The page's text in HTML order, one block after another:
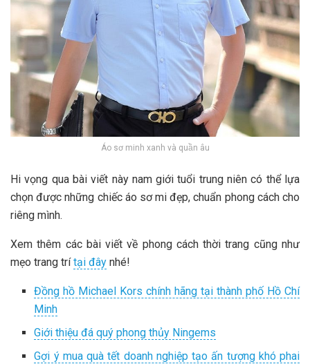
Áo sơ minh xanh và quần âu
Hi vọng qua bài viết này nam giới tuổi trung niên có thể lựa
chọn được những chiếc áo sơ mi đẹp, chuẩn phong cách cho
riêng mình.
Xem thêm các bài viết về phong cách thời trang cũng như
mẹo trang trítại đây nhé!
Đồng hồ Michael Kors chính hãng tại thành phố Hồ Chí
Minh
Giới thiệu đá quý phong thủy Ningems
Gợi ý mua quà tết doanh nghiệp tạo ấn tượng khó phai